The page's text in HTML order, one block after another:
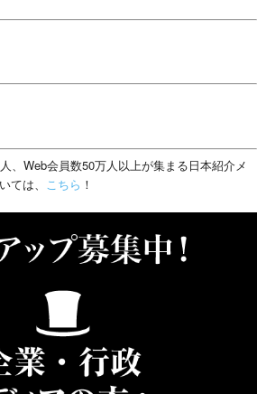
、Web会員数50万人以上が集まる日本紹介メ
ては、 こちら ！